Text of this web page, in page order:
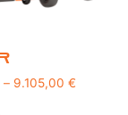
– 9.105,00 €